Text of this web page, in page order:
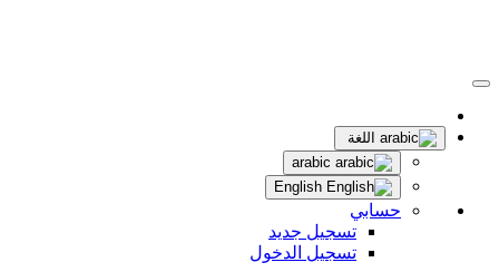
اللغة
حسابي
تسجيل جديد
تسجيل الدخول